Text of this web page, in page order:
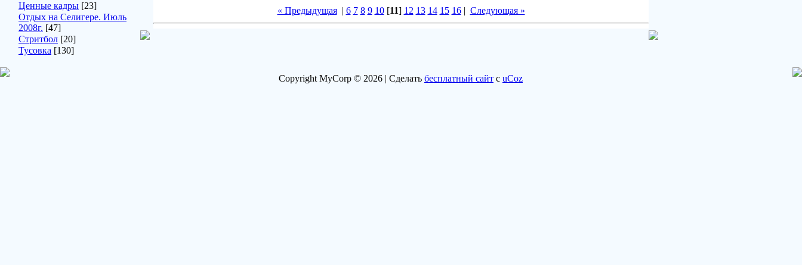
Ценные кадры [23]
Отдых на Селигере. Июль
2008г. [47]
Стритбол [20]
Тусовка [130]
« Предыдущая| 6 7 8 9 10[11] 12 13 14 15 16| Следующая »
Copyright MyCorp © 2026 | Сделать бесплатный сайт с uCoz